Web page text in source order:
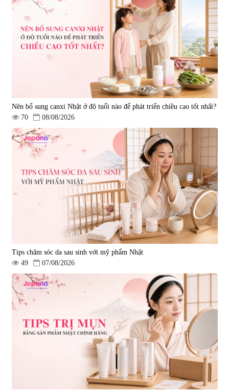
Nên bổ sung canxi Nhật ở độ tuổi nào để phát triển chiều cao tốt nhất?
70
08/08/2026
Tips chăm sóc da sau sinh với mỹ phẩm Nhật
49
07/08/2026